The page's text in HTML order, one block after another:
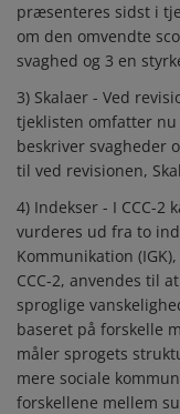
præsenteres sidst i
om den omvendte
svaghed og 3 en
3) Skalaer - Ved
tjeklisten omfatter nu
beskriver svagheder
til ved revisionen,
4) Indekser - I CCC-2
vurderes ud fra to
Kommunikation
CCC-2, anvendes til
sproglige
baseret på forskelle
måler sprogets
mere sociale
forskellene mellem